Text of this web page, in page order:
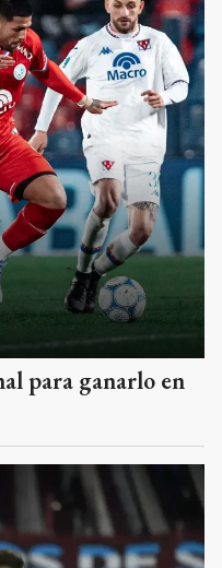
para ganarlo en